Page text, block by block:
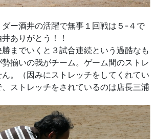
ー酒井の活躍で無事１回戦は５-４で
ありがとう！！
までいくと３試合連続という過酷なも
揃いの我がチーム。ゲーム間のストレ
。（因みにストレッチをしてくれてい
ストレッチをされているのは店長三浦